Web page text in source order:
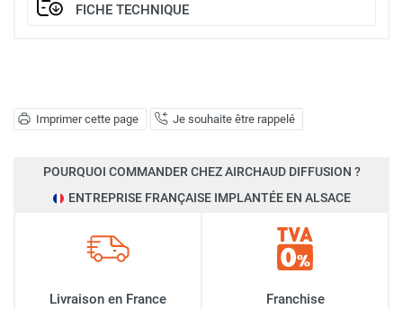
Imprimer cette page Je souhaite être rappelé
FICHE TECHNIQUE
POURQUOI COMMANDER CHEZ AIRCHAUD DIFFUSION ?
ENTREPRISE FRANÇAISE IMPLANTÉE EN ALSACE
Livraison en France
Franchise